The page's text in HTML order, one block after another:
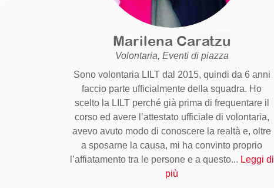
Marilena Caratzu
Volontaria, Eventi di piazza
Sono volontaria LILT dal 2015, quindi da 6 anni
faccio parte ufficialmente della squadra. Ho
scelto la LILT perché già prima di frequentare il
corso ed avere l’attestato ufficiale di volontaria,
avevo avuto modo di conoscere la realtà e, oltre
a sposarne la causa, mi ha convinto proprio
l’affiatamento tra le persone e a questo... Leggi di
più